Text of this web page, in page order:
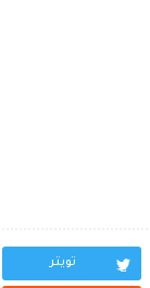
تويتر